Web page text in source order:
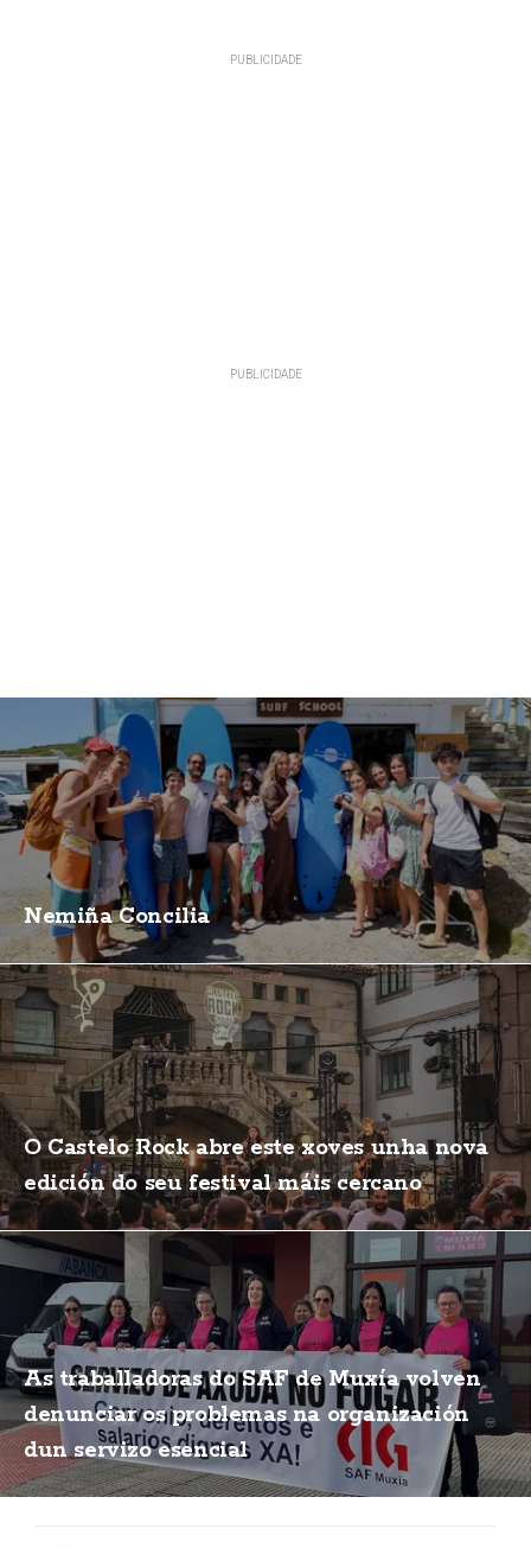
Nemiña Concilia
O Castelo Rock abre este xoves unha nova
edición do seu festival máis cercano
As traballadoras do SAF de Muxía volven
denunciar os problemas na organización
dun servizo esencial